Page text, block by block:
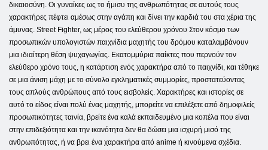
δικαιοσύνη. Οι γυναίκες ως το ήμισυ της ανθρωπότητας σε αυτούς τους
χαρακτήρες πέφτει αμέσως στην αγάπη και δίνει την καρδιά του στα χέρια της
άμυνας. Street Fighter, ως μέρος του ελεύθερου χρόνου Στον κόσμο των
προσωπικών υπολογιστών παιχνίδια μαχητής του δρόμου καταλαμβάνουν
μια ιδιαίτερη θέση ψυχαγωγίας. Εκατομμύρια παίκτες που περνούν τον
ελεύθερο χρόνο τους, η κατάρτιση ενός χαρακτήρα από το παιχνίδι, και τέθηκε
σε μια άνιση μάχη με το σύνολο εγκληματικές συμμορίες, προστατεύοντας
τους απλούς ανθρώπους από τους εισβολείς. Χαρακτήρες και ιστορίες σε
αυτό το είδος είναι πολύ ένας μαχητής, μπορείτε να επιλέξετε από δημοφιλείς
προσωπικότητες ταινία, βρείτε ένα καλά εκπαιδευμένο μια κοπέλα που είναι
στην επιδεξιότητα και την ικανότητα δεν θα δώσει μια ισχυρή μισό της
ανθρωπότητας, ή να βρει ένα χαρακτήρα από anime ή κινούμενα σχέδια.